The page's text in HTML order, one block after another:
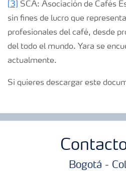
[3]
SCA: Asociación de Cafés
sin fines de lucro que
profesionales del café, desde
del todo el mundo. Yara se
actualmente.
Si quieres descargar este
Bogotá -